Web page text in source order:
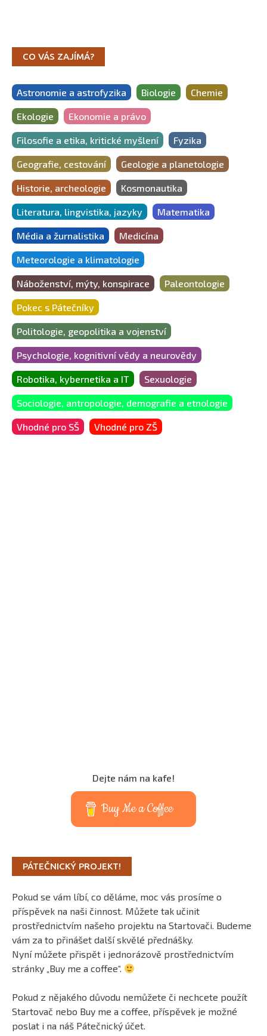
CO VÁS ZAJÍMÁ?
Astronomie a astrofyzika Biologie Chemie
Ekologie Ekonomie a právo
Filosofie a etika, kritické myšlení Fyzika
Geografie, cestování Geologie a planetologie
Historie, archeologie Kosmonautika
Literatura, lingvistika, jazyky Matematika
Média a žurnalistika Medicína
Meteorologie a klimatologie
Náboženství, mýty, konspirace Paleontologie
Pokec s Pátečníky
Politologie, geopolitika a vojenství
Psychologie, kognitivní vědy a neurovědy
Robotika, kybernetika a IT Sexuologie
Sociologie, antropologie, demografie a etnologie
Vhodné pro SŠ Vhodné pro ZŠ
Dejte nám na kafe!
Buy Me a Coffee
PÁTEČNICKÝ PROJEKT!
Pokud se vám líbí, co děláme, moc vás prosíme o
příspěvek na naši činnost. Můžete tak učinit
prostřednictvím našeho projektu na Startovači. Budeme
vám za to přinášet další skvělé přednášky.
Nyní můžete přispět i jednorázově prostřednictvím
stránky „Buy me a coffee“.
Pokud z nějakého důvodu nemůžete či nechcete použít
Startovač nebo Buy me a coffee, příspěvek je možné
poslat i na náš Pátečnický účet.